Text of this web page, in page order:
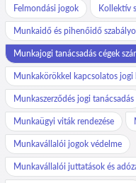
Felmondási jogok Kollektív
Munkaidő és pihenőidő
Munkajogi tanácsadás cégek
Munkakörökkel kapcsolatos jogi
Munkaszerződés jogi tanácsadás
Munkaügyi viták rendezése
Munkavállalói jogok védelme
Munkavállalói juttatások és